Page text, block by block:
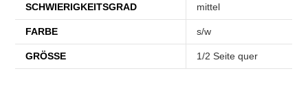
SCHWIERIGKEITSGRAD mittel
FARBE s/w
GRÖSSE 1/2 Seite quer